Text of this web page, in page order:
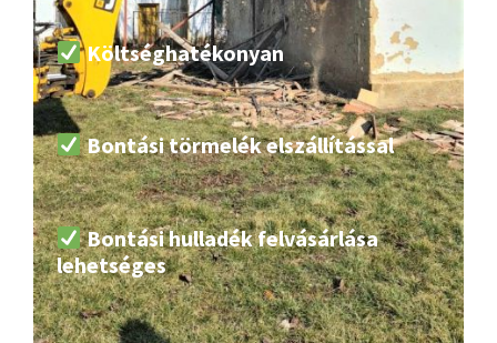
Költséghatékonyan
Bontási törmelék elszállítással
Bontási hulladék felvásárlása
lehetséges